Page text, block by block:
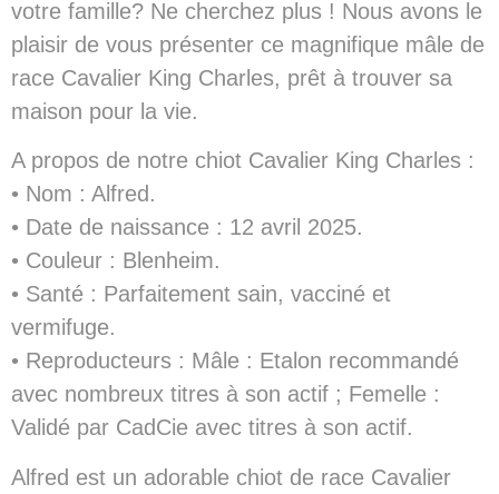
votre famille? Ne cherchez plus ! Nous avons le
plaisir de vous présenter ce magnifique mâle de
race Cavalier King Charles, prêt à trouver sa
maison pour la vie.
A propos de notre chiot Cavalier King Charles :
• Nom : Alfred.
• Date de naissance : 12 avril 2025.
• Couleur : Blenheim.
• Santé : Parfaitement sain, vacciné et
vermifuge.
• Reproducteurs : Mâle : Etalon recommandé
avec nombreux titres à son actif ; Femelle :
Validé par CadCie avec titres à son actif.
Alfred est un adorable chiot de race Cavalier